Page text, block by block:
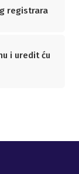
registrara
i uredit ću